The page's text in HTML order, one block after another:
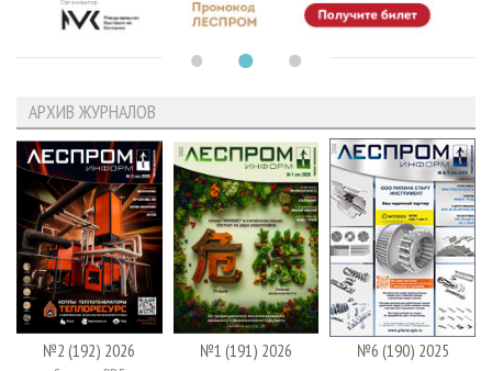
АРХИВ ЖУРНАЛОВ
№2 (192) 2026 №1 (191) 2026 №6 (190) 2025